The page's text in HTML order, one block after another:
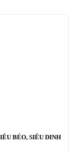
BÉO, SIÊU DINH